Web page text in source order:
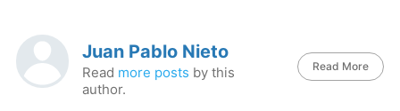
Juan Pablo Nieto
Read more posts by this
author.
Read More